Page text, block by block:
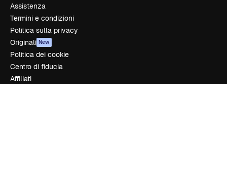
Assistenza
Termini e condizioni
Politica sulla privacy
Originali New
Politica dei cookie
Centro di fiducia
Affiliati